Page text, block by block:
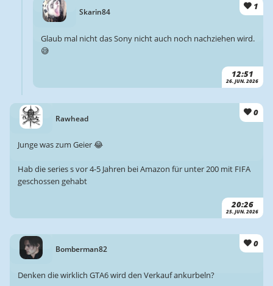
Skarin84
1
12:51
26. JUN. 2026
Glaub mal nicht das Sony nicht auch noch nachziehen wird.
😅
Rawhead
0
20:26
25. JUN. 2026
Junge was zum Geier 😂
Hab die series s vor 4-5 Jahren bei Amazon für unter 200 mit FIFA
geschossen gehabt
Bomberman82
0
Denken die wirklich GTA6 wird den Verkauf ankurbeln?